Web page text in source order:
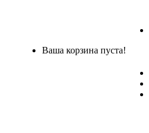
Ваша корзина пуста!